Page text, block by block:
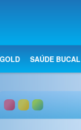
SAÚDE BUCAL